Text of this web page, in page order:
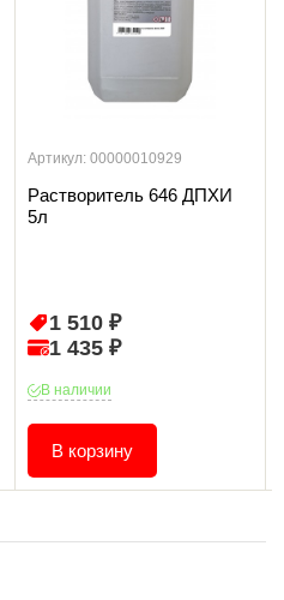
Артикул: 00000010929
Растворитель 646 ДПХИ
5л
1 510 ₽
1 435 ₽
В наличии
В корзину